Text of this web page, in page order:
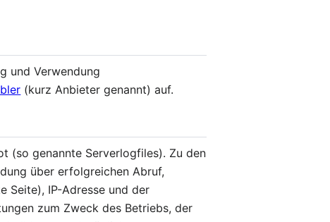
und Verwendung
(kurz Anbieter genannt) auf.
(so genannte Serverlogfiles). Zu den
über erfolgreichen Abruf,
Seite), IP-Adresse und der
zum Zweck des Betriebs, der